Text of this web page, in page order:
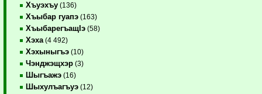
Хъуэхъу (136)
Хъыбар гуапэ (163)
ХъыбарегъащIэ (58)
Хэха (4 492)
Хэхыныгъэ (10)
Чэнджэщхэр (3)
Шыгъажэ (16)
Шыхулъагъуэ (12)